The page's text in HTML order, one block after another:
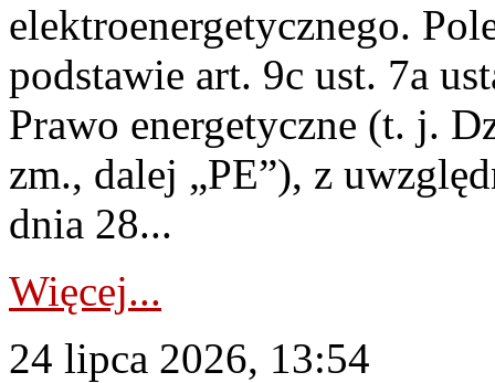
elektroenergetycznego.
podstawie art. 9c ust. 7a
Prawo energetyczne (t. j.
zm., dalej „PE”), z
dnia 28...
Więcej...
24 lipca 2026, 13:54